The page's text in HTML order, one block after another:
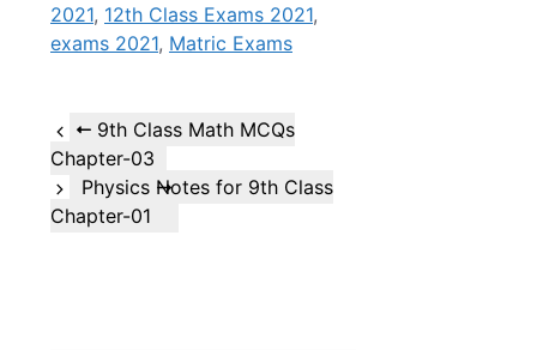
2021, 12th Class Exams 2021,
exams 2021, Matric Exams
9th Class Math MCQs
Chapter-03
Physics Notes for 9th Class
Chapter-01